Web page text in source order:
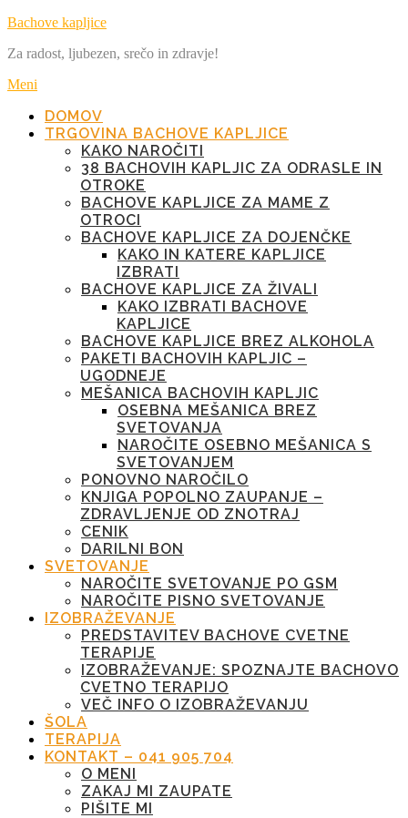
Preskoči
vsebino
Bachove kapljice
Za radost, ljubezen, srečo in zdravje!
Meni
DOMOV
TRGOVINA BACHOVE KAPLJICE
KAKO NAROČITI
38 BACHOVIH KAPLJIC ZA ODRASLE IN
OTROKE
BACHOVE KAPLJICE ZA MAME Z
OTROCI
BACHOVE KAPLJICE ZA DOJENČKE
KAKO IN KATERE KAPLJICE
IZBRATI
BACHOVE KAPLJICE ZA ŽIVALI
KAKO IZBRATI BACHOVE
KAPLJICE
BACHOVE KAPLJICE BREZ ALKOHOLA
PAKETI BACHOVIH KAPLJIC –
UGODNEJE
MEŠANICA BACHOVIH KAPLJIC
OSEBNA MEŠANICA BREZ
SVETOVANJA
NAROČITE OSEBNO MEŠANICA S
SVETOVANJEM
PONOVNO NAROČILO
KNJIGA POPOLNO ZAUPANJE –
ZDRAVLJENJE OD ZNOTRAJ
CENIK
DARILNI BON
SVETOVANJE
NAROČITE SVETOVANJE PO GSM
NAROČITE PISNO SVETOVANJE
IZOBRAŽEVANJE
PREDSTAVITEV BACHOVE CVETNE
TERAPIJE
IZOBRAŽEVANJE: SPOZNAJTE BACHOVO
CVETNO TERAPIJO
VEČ INFO O IZOBRAŽEVANJU
ŠOLA
TERAPIJA
KONTAKT – 041 905 704
O MENI
ZAKAJ MI ZAUPATE
PIŠITE MI